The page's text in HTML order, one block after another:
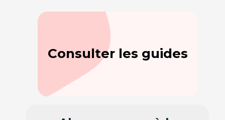
Consulter les guides